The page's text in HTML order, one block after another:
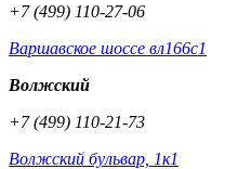
+7 (499) 110-27-06
Варшавское шоссе вл166с1
Волжский
+7 (499) 110-21-73
Волжский бульвар, 1к1